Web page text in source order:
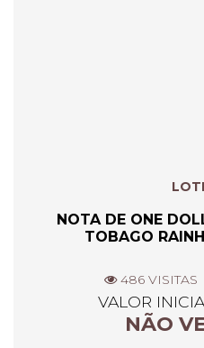
NOTA DE ONE
TOBAGO
486 VISITAS
VALOR
NÃO